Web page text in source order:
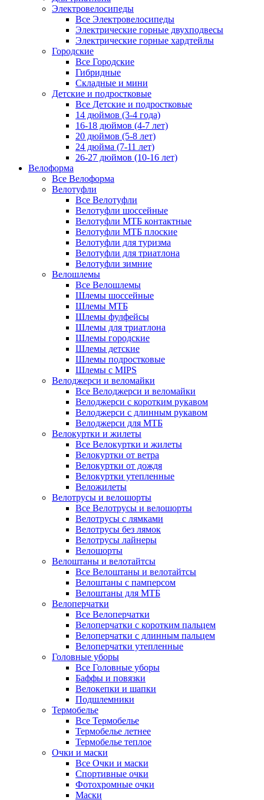
Электровелосипеды
Все Электровелосипеды
Электрические горные двухподвесы
Электрические горные хардтейлы
Городские
Все Городские
Гибридные
Складные и мини
Детские и подростковые
Все Детские и подростковые
14 дюймов (3-4 года)
16-18 дюймов (4-7 лет)
20 дюймов (5-8 лет)
24 дюйма (7-11 лет)
26-27 дюймов (10-16 лет)
Велоформа
Все Велоформа
Велотуфли
Все Велотуфли
Велотуфли шоссейные
Велотуфли МТБ контактные
Велотуфли МТБ плоские
Велотуфли для туризма
Велотуфли для триатлона
Велотуфли зимние
Велошлемы
Все Велошлемы
Шлемы шоссейные
Шлемы МТБ
Шлемы фулфейсы
Шлемы для триатлона
Шлемы городские
Шлемы детские
Шлемы подростковые
Шлемы с MIPS
Велоджерси и веломайки
Все Велоджерси и веломайки
Велоджерси с коротким рукавом
Велоджерси с длинным рукавом
Велоджерси для МТБ
Велокуртки и жилеты
Все Велокуртки и жилеты
Велокуртки от ветра
Велокуртки от дождя
Велокуртки утепленные
Веложилеты
Велотрусы и велошорты
Все Велотрусы и велошорты
Велотрусы с лямками
Велотрусы без лямок
Велотрусы лайнеры
Велошорты
Велоштаны и велотайтсы
Все Велоштаны и велотайтсы
Велоштаны с памперсом
Велоштаны для МТБ
Велоперчатки
Все Велоперчатки
Велоперчатки с коротким пальцем
Велоперчатки с длинным пальцем
Велоперчатки утепленные
Головные уборы
Все Головные уборы
Баффы и повязки
Велокепки и шапки
Подшлемники
Термобелье
Все Термобелье
Термобелье летнее
Термобелье теплое
Очки и маски
Все Очки и маски
Спортивные очки
Фотохромные очки
Маски